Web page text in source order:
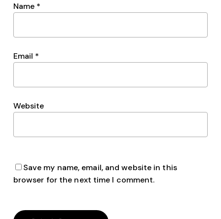
Name *
Email *
Website
Save my name, email, and website in this
browser for the next time I comment.